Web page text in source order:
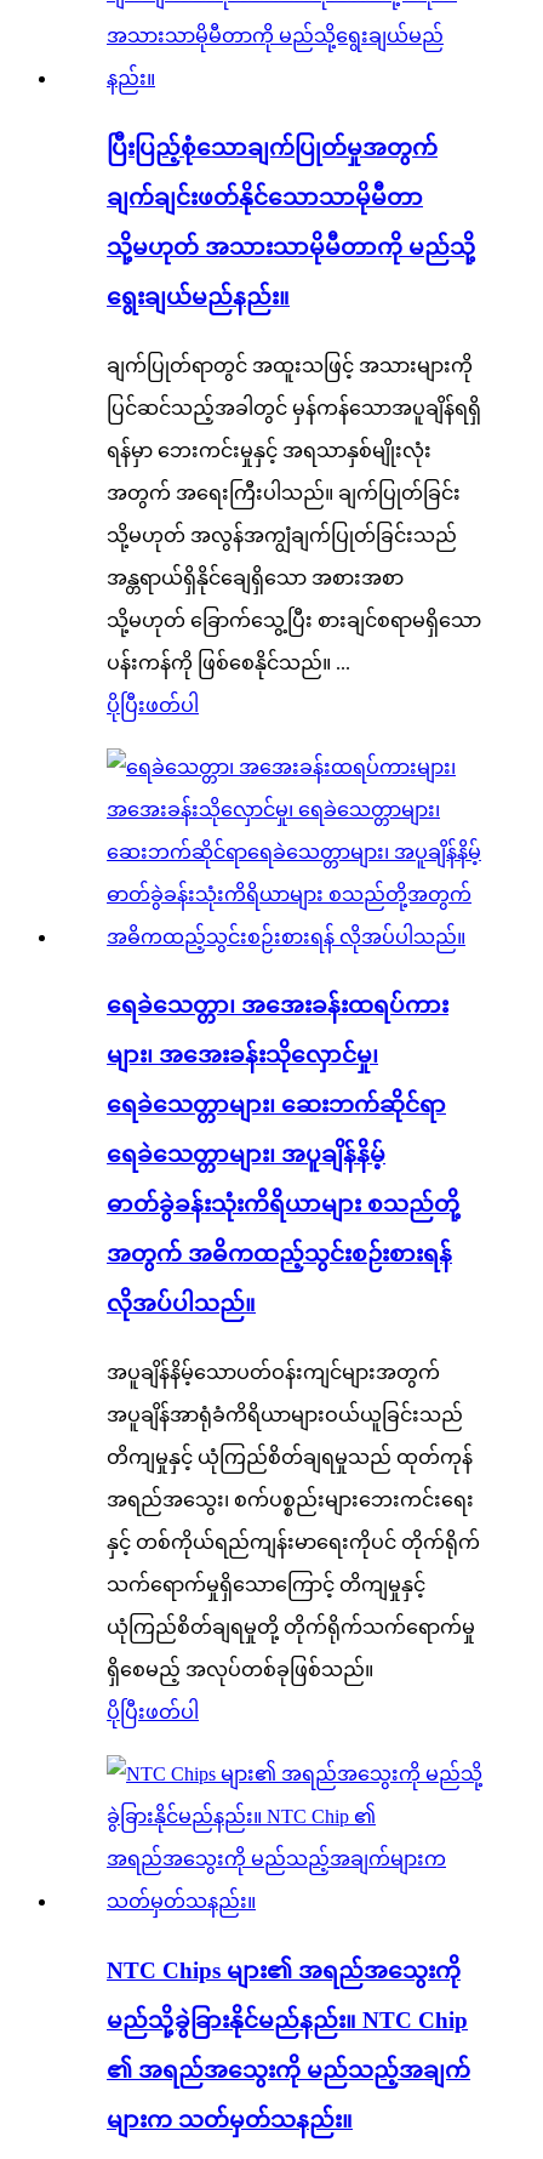
ပြီးပြည့်စုံသောချက်ပြုတ်မှုအတွက်
ချက်ချင်းဖတ်နိုင်သောသာမိုမီတာ
သို့မဟုတ် အသားသာမိုမီတာကို မည်သို့
ရွေးချယ်မည်နည်း။
ချက်ပြုတ်ရာတွင် အထူးသဖြင့် အသားများကို
ပြင်ဆင်သည့်အခါတွင် မှန်ကန်သောအပူချိန်ရရှိ
ရန်မှာ ဘေးကင်းမှုနှင့် အရသာနှစ်မျိုးလုံး
အတွက် အရေးကြီးပါသည်။ ချက်ပြုတ်ခြင်း
သို့မဟုတ် အလွန်အကျွံချက်ပြုတ်ခြင်းသည်
အန္တရာယ်ရှိနိုင်ချေရှိသော အစားအစာ
သို့မဟုတ် ခြောက်သွေ့ပြီး စားချင်စရာမရှိသော
ပန်းကန်ကို ဖြစ်စေနိုင်သည်။ ...
ပိုပြီးဖတ်ပါ
ရေခဲသေတ္တာ၊ အအေးခန်းထရပ်ကား
များ၊ အအေးခန်းသိုလှောင်မှု၊
ရေခဲသေတ္တာများ၊ ဆေးဘက်ဆိုင်ရာ
ရေခဲသေတ္တာများ၊ အပူချိန်နိမ့်
ဓာတ်ခွဲခန်းသုံးကိရိယာများ စသည်တို့
အတွက် အဓိကထည့်သွင်းစဉ်းစားရန်
လိုအပ်ပါသည်။
အပူချိန်နိမ့်သောပတ်ဝန်းကျင်များအတွက်
အပူချိန်အာရုံခံကိရိယာများဝယ်ယူခြင်းသည်
တိကျမှုနှင့် ယုံကြည်စိတ်ချရမှုသည် ထုတ်ကုန်
အရည်အသွေး၊ စက်ပစ္စည်းများဘေးကင်းရေး
နှင့် တစ်ကိုယ်ရည်ကျန်းမာရေးကိုပင် တိုက်ရိုက်
သက်ရောက်မှုရှိသောကြောင့် တိကျမှုနှင့်
ယုံကြည်စိတ်ချရမှုတို့ တိုက်ရိုက်သက်ရောက်မှု
ရှိစေမည့် အလုပ်တစ်ခုဖြစ်သည်။
ပိုပြီးဖတ်ပါ
NTC Chips များ၏ အရည်အသွေးကို
မည်သို့ခွဲခြားနိုင်မည်နည်း။ NTC Chip
၏ အရည်အသွေးကို မည်သည့်အချက်
များက သတ်မှတ်သနည်း။